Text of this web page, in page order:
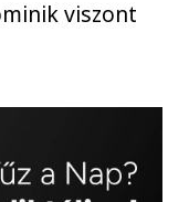
viszont